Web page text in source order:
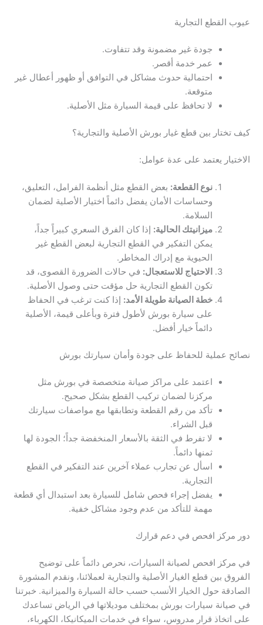
عيوب القطع التجارية
جودة غير مضمونة وقد تتفاوت.
عمر خدمة أقصر.
احتمالية حدوث مشاكل في التوافق أو ظهور أعطال غير
متوقعة.
لا تحافظ على قيمة السيارة مثل الأصلية.
كيف تختار بين قطع غيار بورش الأصلية والتجارية؟
الاختيار يعتمد على عدة عوامل:
نوع القطعة: بعض القطع مثل أنظمة الفرامل، التعليق،
وحساسات الأمان يفضل دائماً اختيار الأصلية لضمان
السلامة.
ميزانيتك الحالية: إذا كان الفرق السعري كبيراً جداً،
يمكن التفكير في القطع التجارية لبعض القطع غير
الحيوية مع إدراك المخاطر.
الاحتياج للاستعجال: في حالات الضرورة القصوى، قد
تكون القطع التجارية حل مؤقت حتى وصول الأصلية.
خطة الصيانة طويلة الأمد: إذا كنت ترغب في الحفاظ
على سيارة بورش لأطول فترة وبأعلى قيمة، الأصلية
دائماً خيار أفضل.
نصائح عملية للحفاظ على جودة وأمان سيارتك بورش
اعتمد على مراكز صيانة متخصصة في بورش مثل
مركزنا لضمان تركيب القطع بشكل صحيح.
تأكد من رقم القطعة وتطابقها مع مواصفات سيارتك
قبل الشراء.
لا تفرط في الثقة بالأسعار المنخفضة جداً؛ الجودة لها
ثمنها دائماً.
اسأل عن تجارب عملاء آخرين عند التفكير في القطع
التجارية.
يفضل إجراء فحص شامل للسيارة بعد استبدال أي قطعة
مهمة للتأكد من عدم وجود مشاكل خفية.
دور مركز افحص في دعم قرارك
في مركز افحص لصيانة السيارات، نحرص دائماً على توضيح
الفروق بين قطع الغيار الأصلية والتجارية لعملائنا، ونقدم المشورة
الصادقة حول الخيار الأنسب حسب حالة السيارة والميزانية. خبرتنا
في صيانة سيارات بورش بمختلف موديلاتها في الرياض تساعدك
على اتخاذ قرار مدروس، سواء في خدمات الميكانيكا، الكهرباء،